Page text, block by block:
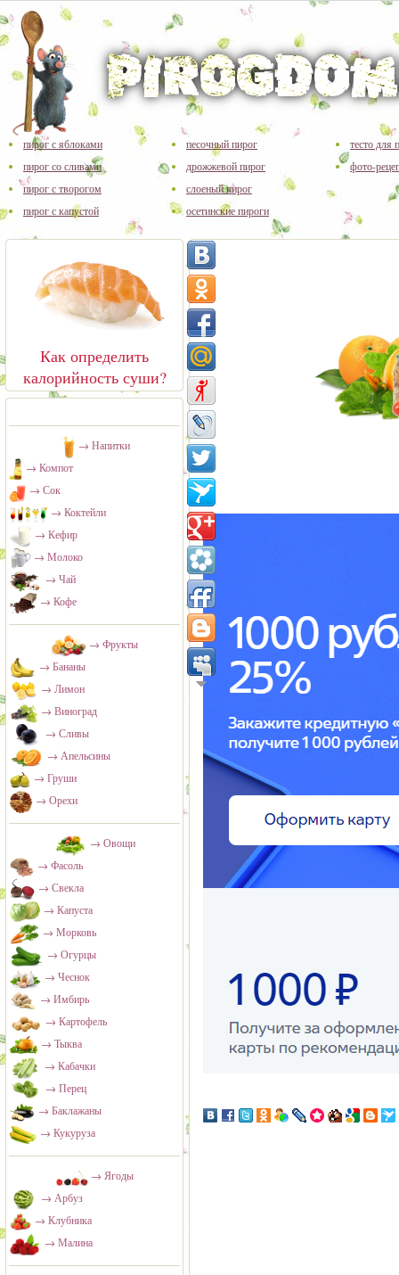
пирог с яблоками
пирог со сливами
пирог с творогом
пирог с капустой
песочный пирог
дрожжевой пирог
слоеный пирог
осетинские пироги
тесто для
фото-
Как определить
калорийность суши?
→ Напитки
→ Компот
→ Сок
→ Коктейли
→ Кефир
→ Молоко
→ Чай
→ Кофе
→ Фрукты
→ Бананы
→ Лимон
→ Виноград
→ Сливы
→ Апельсины
→ Груши
→ Орехи
→ Овощи
→ Фасоль
→ Свекла
→ Капуста
→ Морковь
→ Огурцы
→ Чеснок
→ Имбирь
→ Картофель
→ Тыква
→ Кабачки
→ Перец
→ Баклажаны
→ Кукуруза
→ Ягоды
→ Арбуз
→ Клубника
→ Малина